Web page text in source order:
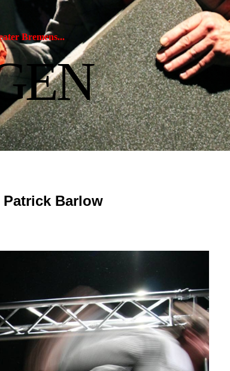
Bremens...
Barlow